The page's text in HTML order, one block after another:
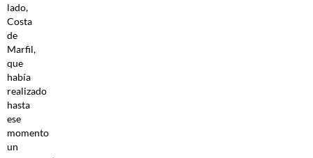
lado,
Costa
de
Marfil,
que
había
realizado
hasta
ese
momento
un